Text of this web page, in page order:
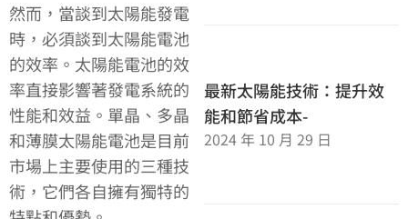
然而，當談到太陽能發電
時，必須談到太陽能電池
的效率。太陽能電池的效
率直接影響著發電系統的
性能和效益。單晶、多晶
和薄膜太陽能電池是目前
市場上主要使用的三種技
術，它們各自擁有獨特的
最新太陽能技術：提升效
能和節省成本-
2024 年 10 月 29 日